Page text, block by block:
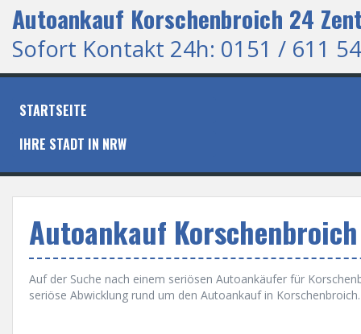
Autoankauf Korschenbroich 24
Sofort Kontakt 24h: 0151 / 611
STARTSEITE
IHRE STADT IN NRW
Autoankauf
Auf der Suche nach einem seriösen Autoankäufer für
seriöse Abwicklung rund um den Autoankauf in Korschenbroich.